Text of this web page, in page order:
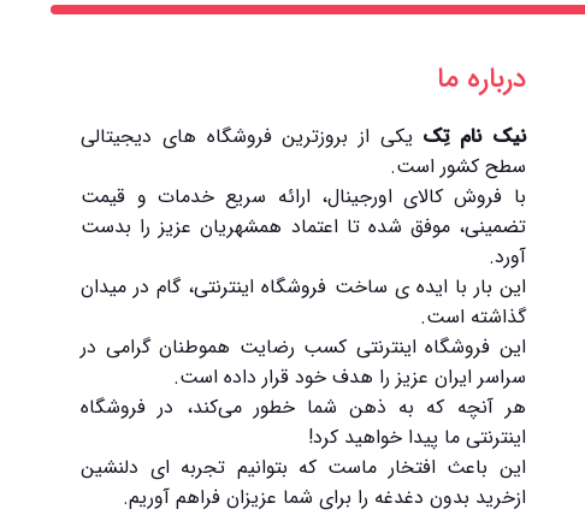
درباره ما
نیک نام تِک یکی از بروزترین فروشگاه های دیجیتالی
سطح کشور است.
با فروش کالای اورجینال، ارائه سریع خدمات و قیمت
تضمینی، موفق شده تا اعتماد همشهریان عزیز را بدست
آورد.
این بار با ایده ی ساخت فروشگاه اینترنتی، گام در میدان
گذاشته است.
این فروشگاه اینترنتی کسب رضایت هموطنان گرامی در
سراسر ایران عزیز را هدف خود قرار داده است.
هر آنچه که به ذهن شما خطور می‌کند، در فروشگاه
اینترنتی ما پیدا خواهید کرد!
این باعث افتخار ماست که بتوانیم تجربه ای دلنشین
ازخرید بدون دغدغه را برای شما عزیزان فراهم آوریم.